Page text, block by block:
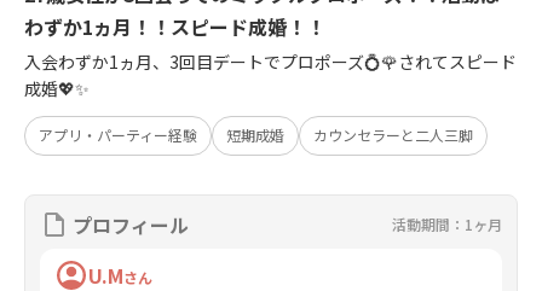
わずか1ヵ月！！スピード成婚！！
入会わずか1ヵ月、3回目デートでプロポーズ💍🌹されてスピード
成婚💖✨
アプリ・パーティー経験 短期成婚 カウンセラーと二人三脚
プロフィール 活動期間：1ヶ月
U.Mさん